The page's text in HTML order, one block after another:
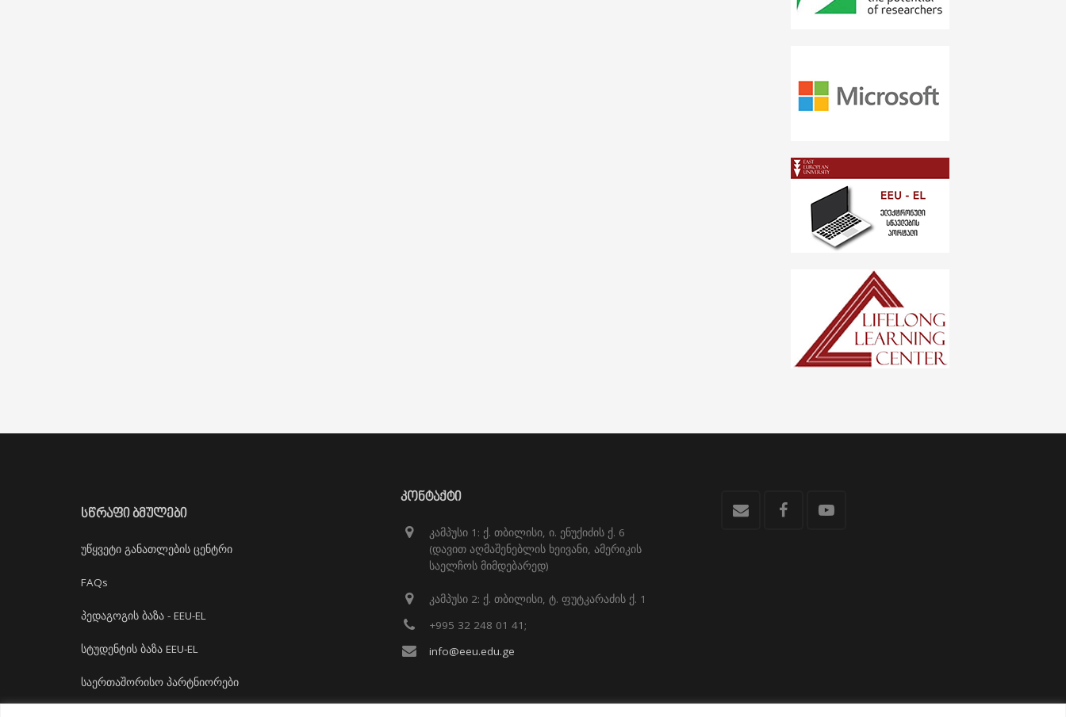
ᲡᲬᲠᲐᲤᲘ ᲑᲛᲣᲚᲔᲑᲘ
უწყვეტი განათლების ცენტრი
FAQs
პედაგოგის ბაზა - EEU-EL
სტუდენტის ბაზა EEU-EL
საერთაშორისო პარტნიორები
ᲙᲝᲜᲢᲐᲥᲢᲘ
კამპუსი 1: ქ. თბილისი, ი. ენუქიძის ქ. 6
(დავით აღმაშენებლის ხეივანი, ამერიკის
საელჩოს მიმდებარედ)
კამპუსი 2: ქ. თბილისი, ტ. ფუტკარაძის ქ. 1
+995 32 248 01 41;
info@eeu.edu.ge